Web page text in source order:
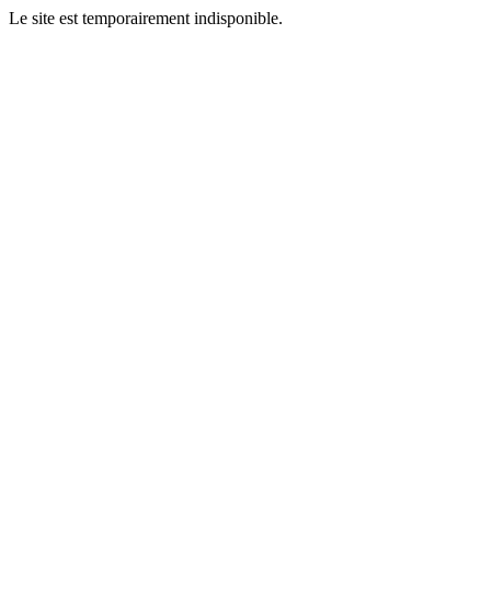
Le site est temporairement indisponible.